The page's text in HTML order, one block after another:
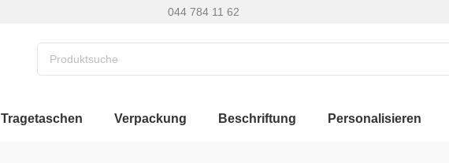
044 784 11 62
Tragetaschen Verpackung Beschriftung Personalisieren